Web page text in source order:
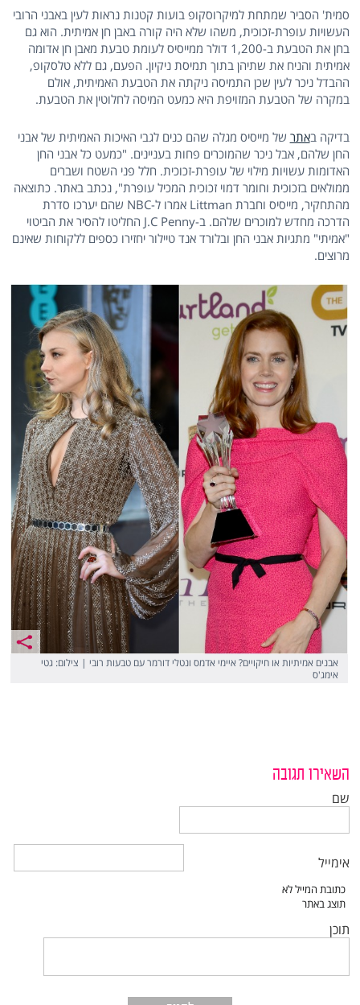
סמית' הסביר שמתחת למיקרוסקופ בועות קטנות נראות לעין באבני הרובי
העשויות עופרת-זכוכית, משהו שלא היה קורה באבן חן אמיתית. הוא גם
בחן את הטבעת ב-1,200 דולר ממייסיס לעומת טבעת מאבן חן אדומה
אמיתית והניח את שתיהן בתוך תמיסת ניקיון. הפעם, גם ללא טלסקופ,
ההבדל ניכר לעין שכן התמיסה ניקתה את הטבעת האמיתית, אולם
במקרה של הטבעת המזויפת היא כמעט המיסה לחלוטין את הטבעת.
בדיקה באתר של מייסיס מגלה שהם כנים לגבי האיכות האמיתית של אבני
החן שלהם, אבל ניכר שהמוכרים פחות בעניינים. "כמעט כל אבני החן
האדומות עשויות מילוי של עופרת-זכוכית. חלל פני השטח ושברים
ממולאים בזכוכית וחומר דמוי זכוכית המכיל עופרת", נכתב באתר. כתוצאה
מהתחקיר, מייסיס וחברת Littman אמרו ל-NBC שהם יערכו סדרת
הדרכה מחדש למוכרים שלהם. ב-J.C Penny החליטו להסיר את הביטוי
"אמיתי" מתגיות אבני החן ובלורד אנד טיילור יחזירו כספים ללקוחות שאינם
מרוצים.
אבנים אמיתיות או חיקויים? איימי אדמס ונטלי דורמר עם טבעות רובי | צילום: גטי
אימג'ס
השאירו תגובה
שם
אימייל
תוכן